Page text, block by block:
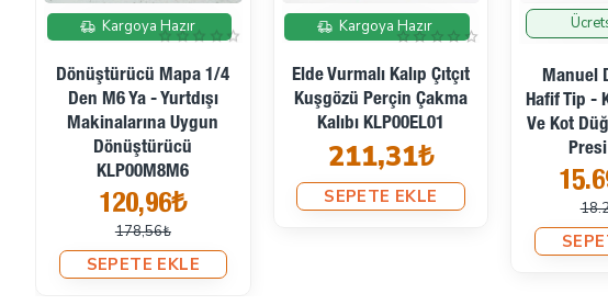
İndirimde
Kargoya Hazır
Dönüştürücü Mapa 1/4
Den M6 Ya - Yurtdışı
Makinalarına Uygun
Dönüştürücü
KLP00M8M6
120,96₺
178,56₺
SEPETE EKLE
Kargoya Hazır
Elde Vurmalı Kalıp Çıtçıt
Kuşgözü Perçin Çakma
Kalıbı KLP00EL01
211,31₺
SEPETE EKLE
Manuel
Hafif Tip -
Ve Kot